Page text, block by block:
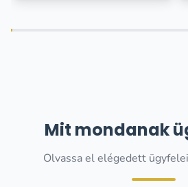
Mit mondanak
Olvassa el elégedett